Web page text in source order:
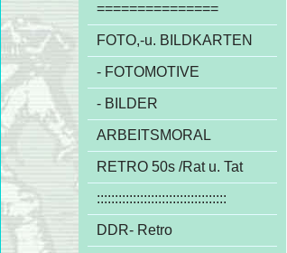
===============
FOTO,-u. BILDKARTEN
- FOTOMOTIVE
- BILDER
ARBEITSMORAL
RETRO 50s /Rat u. Tat
::::::::::::::::::::::::::::::::::::
DDR- Retro